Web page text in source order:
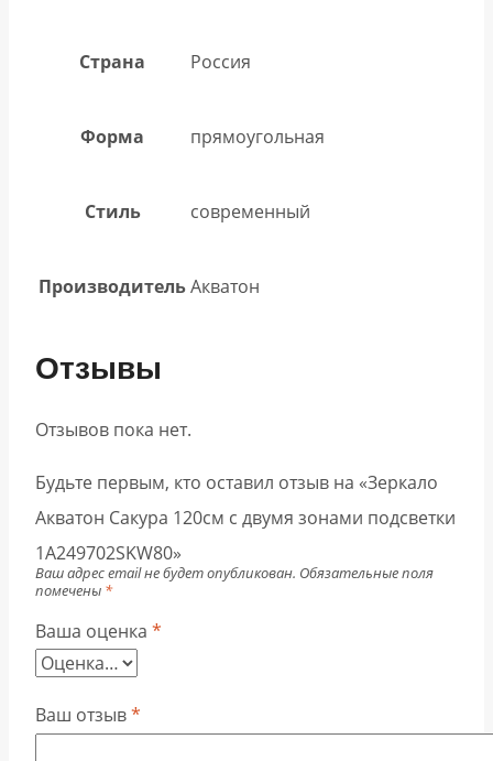
Страна Россия
Форма прямоугольная
Стиль современный
ПроизводительАкватон
Отзывы
Отзывов пока нет.
Будьте первым, кто оставил отзыв на «Зеркало
Акватон Сакура 120см с двумя зонами подсветки
1A249702SKW80»
Ваш адрес email не будет опубликован. Обязательные поля
помечены *
Ваша оценка *
Ваш отзыв*